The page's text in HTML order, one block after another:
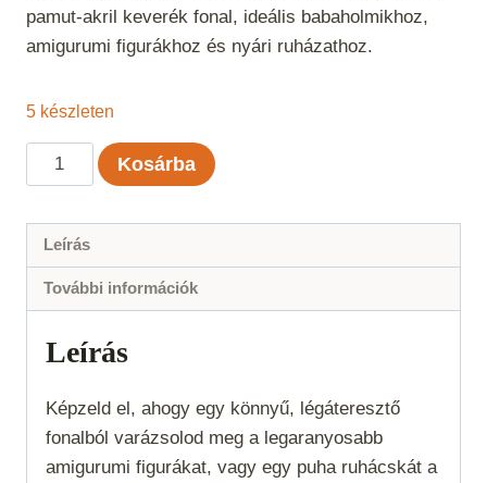
pamut-akril keverék fonal, ideális babaholmikhoz,
amigurumi figurákhoz és nyári ruházathoz.
5 készleten
Kartopu
Baby
Cotton
-
mennyiség
Kosárba
Leírás
További információk
Leírás
Képzeld el, ahogy egy könnyű, légáteresztő
fonalból varázsolod meg a legaranyosabb
amigurumi figurákat, vagy egy puha ruhácskát a